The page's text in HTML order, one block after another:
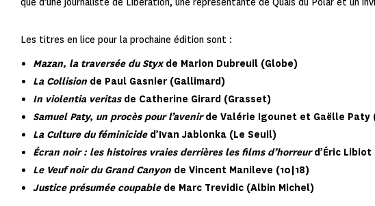
Les titres en lice pour la prochaine édition sont :
Mazan, la traversée du Styxde Marion Dubreuil (Globe)
La Collisionde Paul Gasnier (Gallimard)
In violentia veritasde Catherine Girard (Grasset)
Samuel Paty, un procès pour l’avenirde Valérie Igounet et Gaëlle Paty
La Culture du féminicided’Ivan Jablonka (Le Seuil)
Écran noir : les histoires vraies derrières les films d’horreurd’Éric
Le Veuf noir du Grand Canyonde Vincent Manileve (10|18)
Justice présumée coupablede Marc Trevidic (Albin Michel)